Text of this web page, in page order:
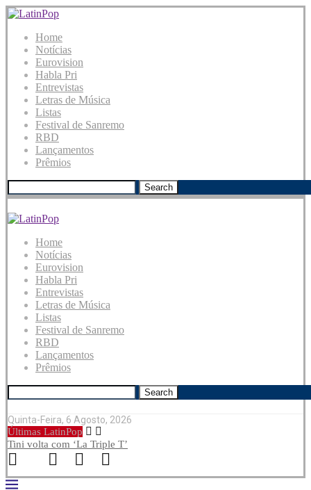
Home
Notícias
Eurovision
Habla Pri
Entrevistas
Letras de Música
Listas
Festival de Sanremo
RBD
Lançamentos
Prêmios
Search
Home
Notícias
Eurovision
Habla Pri
Entrevistas
Letras de Música
Listas
Festival de Sanremo
RBD
Lançamentos
Prêmios
Search
Quinta-Feira, 6 Agosto, 2026
Últimas LatinPop
Tini volta com ‘La Triple T’